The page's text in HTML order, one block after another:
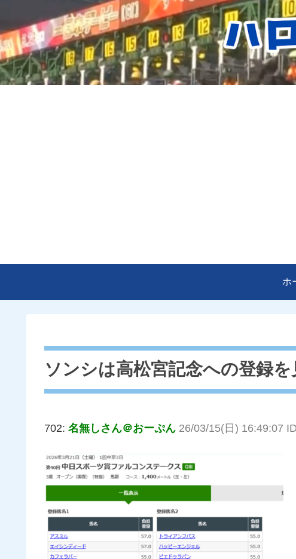
ホ
ソンシは高松宮記念への登録
702: 名無しさん＠おーぷん 26/03/15(日) 16:49:07